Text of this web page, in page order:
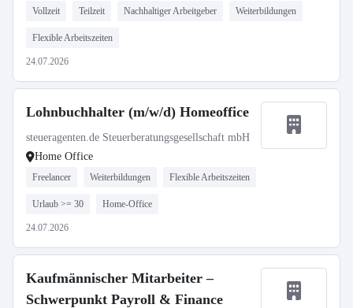
Vollzeit Teilzeit Nachhaltiger Arbeitgeber Weiterbildungen
Flexible Arbeitszeiten
24.07.2026
Lohnbuchhalter (m/w/d) Homeoffice
steueragenten.de Steuerberatungsgesellschaft mbH
Home Office
Freelancer Weiterbildungen Flexible Arbeitszeiten
Urlaub >= 30 Home-Office
24.07.2026
Kaufmännischer Mitarbeiter –
Schwerpunkt Payroll & Finance